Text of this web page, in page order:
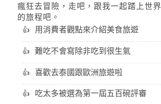
瘋狂去冒險，走吧，跟我一起踏上世界
的旅程吧。
用消費者觀點來介紹美食旅遊
難吃不會寫除非吃到很生氣
喜歡去泰國跟歐洲旅遊啦
吃太多被選為第一屆五百碗評審